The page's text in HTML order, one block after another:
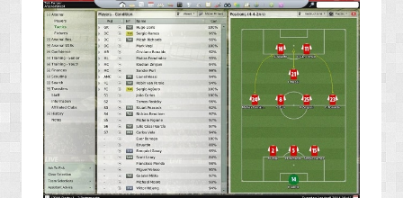
» YENİ NESİL PROJEKSİYONLAR
» OKUYAN KALEMLER
» YAZICILAR
» 3D YAZICILAR
» SES KAYIT CİHAZLARI
» MP3 ÇALARLAR